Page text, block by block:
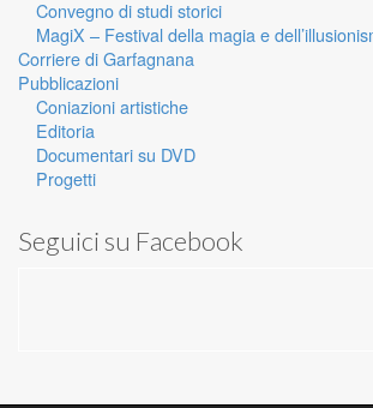
Convegno di studi storici
MagiX – Festival della magia e
Corriere di Garfagnana
Pubblicazioni
Coniazioni artistiche
Editoria
Documentari su DVD
Progetti
Seguici su Facebook